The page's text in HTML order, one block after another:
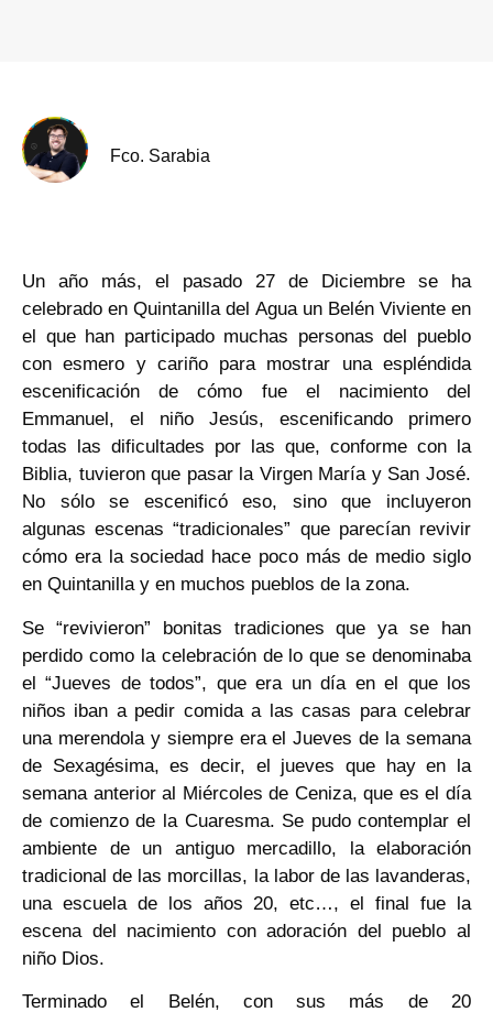
Fco. Sarabia
Un año más, el pasado 27 de Diciembre se ha
celebrado en Quintanilla del Agua un Belén Viviente en
el que han participado muchas personas del pueblo
con esmero y cariño para mostrar una espléndida
escenificación de cómo fue el nacimiento del
Emmanuel, el niño Jesús, escenificando primero
todas las dificultades por las que, conforme con la
Biblia, tuvieron que pasar la Virgen María y San José.
No sólo se escenificó eso, sino que incluyeron
algunas escenas “tradicionales” que parecían revivir
cómo era la sociedad hace poco más de medio siglo
en Quintanilla y en muchos pueblos de la zona.
Se “revivieron” bonitas tradiciones que ya se han
perdido como la celebración de lo que se denominaba
el “Jueves de todos”, que era un día en el que los
niños iban a pedir comida a las casas para celebrar
una merendola y siempre era el Jueves de la semana
de Sexagésima, es decir, el jueves que hay en la
semana anterior al Miércoles de Ceniza, que es el día
de comienzo de la Cuaresma. Se pudo contemplar el
ambiente de un antiguo mercadillo, la elaboración
tradicional de las morcillas, la labor de las lavanderas,
una escuela de los años 20, etc…, el final fue la
escena del nacimiento con adoración del pueblo al
niño Dios.
Terminado el Belén, con sus más de 20